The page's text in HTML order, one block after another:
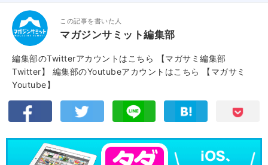
この記事を書いた人
マガジンサミット編集部
編集部のTwitterアカウントはこちら
【マガサミ編集部
Twitter】
編集部のYoutubeアカウントはこちら
【マガサミ
Youtube】